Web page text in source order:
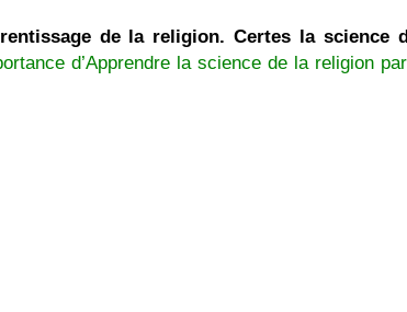
de la religion. Certes la science
d’Apprendre la science de la religion